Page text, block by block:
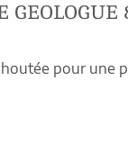
GEOLOGUE
pour une